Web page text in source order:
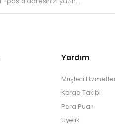
Yardım
Müşteri
Kargo Takibi
Para Puan
Üyelik